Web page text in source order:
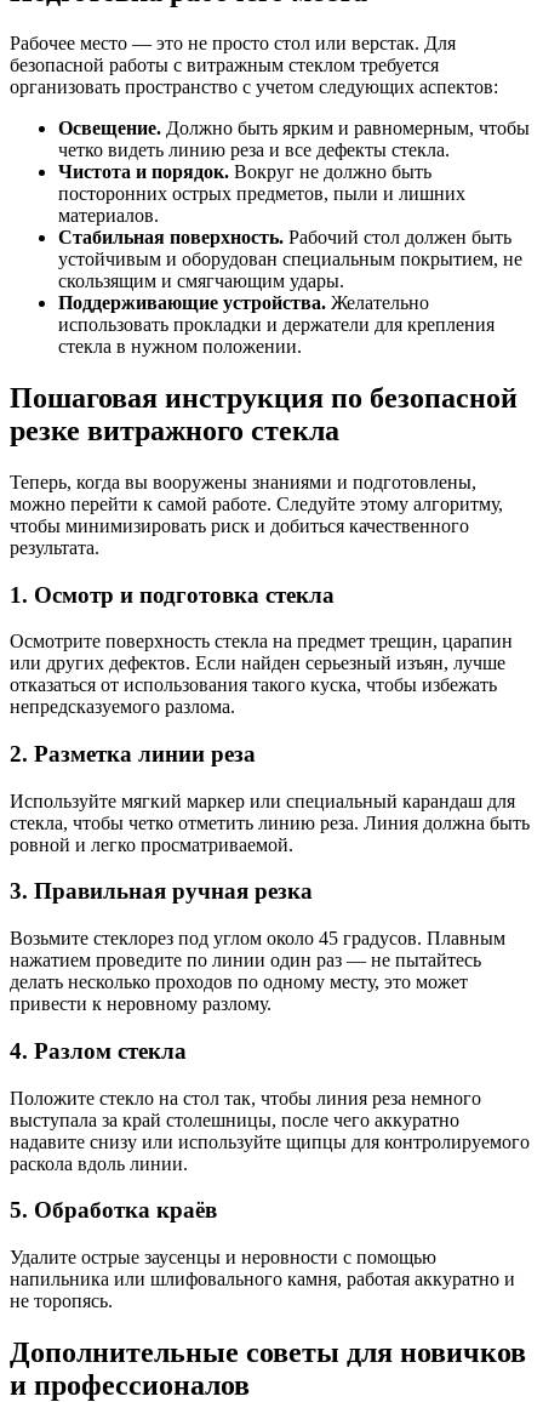
Рабочее место — это не просто стол или верстак. Для
безопасной работы с витражным стеклом требуется
организовать пространство с учетом следующих аспектов:
Освещение. Должно быть ярким и равномерным, чтобы
четко видеть линию реза и все дефекты стекла.
Чистота и порядок. Вокруг не должно быть
посторонних острых предметов, пыли и лишних
материалов.
Стабильная поверхность. Рабочий стол должен быть
устойчивым и оборудован специальным покрытием, не
скользящим и смягчающим удары.
Поддерживающие устройства. Желательно
использовать прокладки и держатели для крепления
стекла в нужном положении.
Пошаговая инструкция по безопасной
резке витражного стекла
Теперь, когда вы вооружены знаниями и подготовлены,
можно перейти к самой работе. Следуйте этому алгоритму,
чтобы минимизировать риск и добиться качественного
результата.
1. Осмотр и подготовка стекла
Осмотрите поверхность стекла на предмет трещин, царапин
или других дефектов. Если найден серьезный изъян, лучше
отказаться от использования такого куска, чтобы избежать
непредсказуемого разлома.
2. Разметка линии реза
Используйте мягкий маркер или специальный карандаш для
стекла, чтобы четко отметить линию реза. Линия должна быть
ровной и легко просматриваемой.
3. Правильная ручная резка
Возьмите стеклорез под углом около 45 градусов. Плавным
нажатием проведите по линии один раз — не пытайтесь
делать несколько проходов по одному месту, это может
привести к неровному разлому.
4. Разлом стекла
Положите стекло на стол так, чтобы линия реза немного
выступала за край столешницы, после чего аккуратно
надавите снизу или используйте щипцы для контролируемого
раскола вдоль линии.
5. Обработка краёв
Удалите острые заусенцы и неровности с помощью
напильника или шлифовального камня, работая аккуратно и
не торопясь.
Дополнительные советы для новичков
и профессионалов